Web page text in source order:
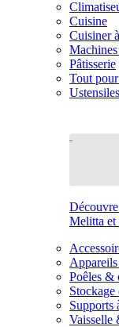
Cuisine
Cuisiner
Pâtisserie
Tout
Melitta et
Poêles &
Stockage
Supports
Vaisselle